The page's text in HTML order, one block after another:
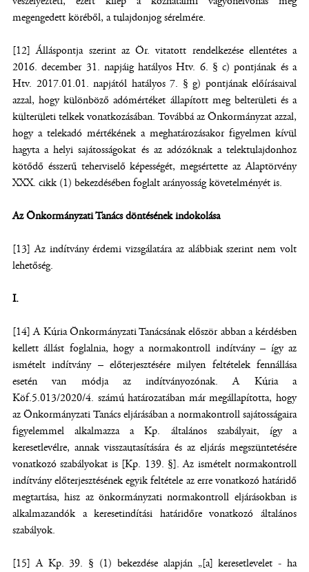
megengedett köréből, a tulajdonjog sérelmére.
[12] Álláspontja szerint az Ör. vitatott rendelkezése ellentétes a
2016. december 31. napjáig hatályos Htv. 6. § c) pontjának és a
Htv. 2017.01.01. napjától hatályos 7. § g) pontjának előírásaival
azzal, hogy különböző adómértéket állapított meg belterületi és a
külterületi telkek vonatkozásában. Továbbá az Önkormányzat azzal,
hogy a telekadó mértékének a meghatározásakor figyelmen kívül
hagyta a helyi sajátosságokat és az adózóknak a telektulajdonhoz
kötődő ésszerű teherviselő képességét, megsértette az Alaptörvény
XXX. cikk (1) bekezdésében foglalt arányosság követelményét is.
Az Önkormányzati Tanács döntésének indokolása
[13] Az indítvány érdemi vizsgálatára az alábbiak szerint nem volt
lehetőség.
I.
[14] A Kúria Önkormányzati Tanácsának először abban a kérdésben
kellett állást foglalnia, hogy a normakontroll indítvány – így az
ismételt indítvány – előterjesztésére milyen feltételek fennállása
esetén van módja az indítványozónak. A Kúria a
Köf.5.013/2020/4. számú határozatában már megállapította, hogy
az Önkormányzati Tanács eljárásában a normakontroll sajátosságaira
figyelemmel alkalmazza a Kp. általános szabályait, így a
keresetlevélre, annak visszautasítására és az eljárás megszüntetésére
vonatkozó szabályokat is [Kp. 139. §]. Az ismételt normakontroll
indítvány előterjesztésének egyik feltétele az erre vonatkozó határidő
megtartása, hisz az önkormányzati normakontroll eljárásokban is
alkalmazandók a keresetindítási határidőre vonatkozó általános
szabályok.
[15] A Kp. 39. § (1) bekezdése alapján „[a] keresetlevelet - ha